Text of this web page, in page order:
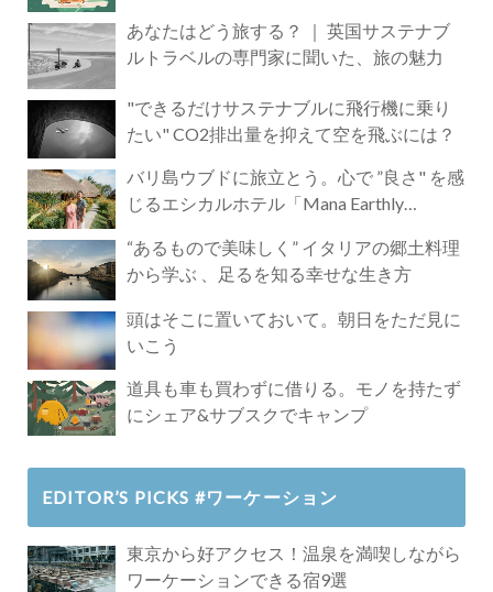
あなたはどう旅する？ ｜ 英国サステナブ
ルトラベルの専門家に聞いた、旅の魅力
"できるだけサステナブルに飛行機に乗り
たい" CO2排出量を抑えて空を飛ぶには？
バリ島ウブドに旅立とう。心で ”良さ" を感
じるエシカルホテル「Mana Earthly
“あるもので美味しく” イタリアの郷土料理
から学ぶ 、足るを知る幸せな生き方
頭はそこに置いておいて。朝日をただ見に
いこう
道具も車も買わずに借りる。モノを持たず
にシェア&サブスクでキャンプ
EDITOR’S PICKS #ワーケーション
東京から好アクセス！温泉を満喫しながら
ワーケーションできる宿9選